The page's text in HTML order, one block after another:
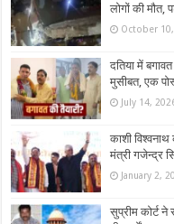
लोगों की मौत,
October
दतिया में
मुसीबत, एक
July 14,
काशी
मंत्री गजेन्द्र
January 2,
सुप्रीम कोर्ट ने